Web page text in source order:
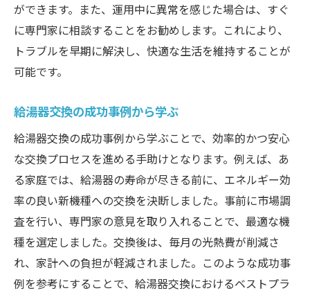
ができます。また、運用中に異常を感じた場合は、すぐ
に専門家に相談することをお勧めします。これにより、
トラブルを早期に解決し、快適な生活を維持することが
可能です。
給湯器交換の成功事例から学ぶ
給湯器交換の成功事例から学ぶことで、効率的かつ安心
な交換プロセスを進める手助けとなります。例えば、あ
る家庭では、給湯器の寿命が尽きる前に、エネルギー効
率の良い新機種への交換を決断しました。事前に市場調
査を行い、専門家の意見を取り入れることで、最適な機
種を選定しました。交換後は、毎月の光熱費が削減さ
れ、家計への負担が軽減されました。このような成功事
例を参考にすることで、給湯器交換におけるベストプラ